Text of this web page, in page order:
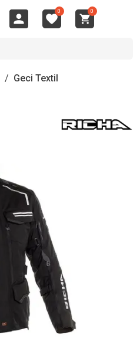
0 0
/ Geci Textil